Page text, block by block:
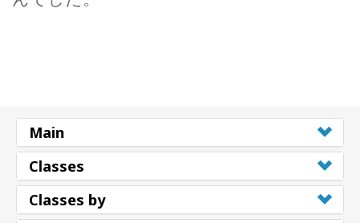
Main
Classes
Classes by